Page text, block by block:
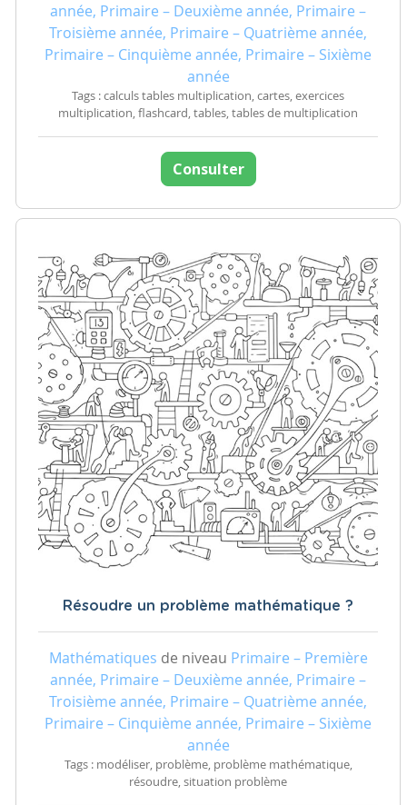
année, Primaire – Deuxième année, Primaire –
Troisième année, Primaire – Quatrième année,
Primaire – Cinquième année, Primaire – Sixième
année
Tags : calculs tables multiplication, cartes, exercices
multiplication, flashcard, tables, tables de multiplication
Consulter
Résoudre un problème mathématique ?
Mathématiques de niveau Primaire – Première
année, Primaire – Deuxième année, Primaire –
Troisième année, Primaire – Quatrième année,
Primaire – Cinquième année, Primaire – Sixième
année
Tags : modéliser, problème, problème mathématique,
résoudre, situation problème